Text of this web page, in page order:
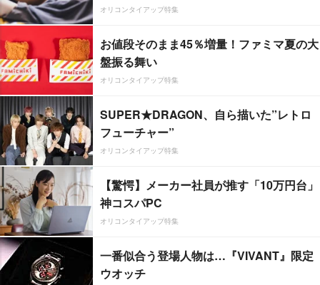
オリコンタイアップ特集
お値段そのまま45％増量！ファミマ夏の大
盤振る舞い
オリコンタイアップ特集
SUPER★DRAGON、自ら描いた”レトロ
フューチャー”
オリコンタイアップ特集
【驚愕】メーカー社員が推す「10万円台」
神コスパPC
オリコンタイアップ特集
一番似合う登場人物は…『VIVANT』限定
ウオッチ